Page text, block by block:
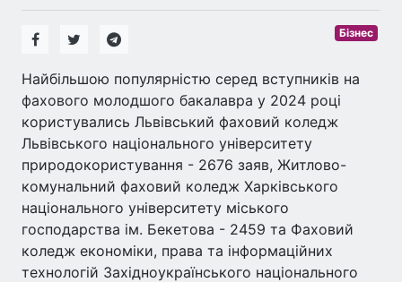
Бізнес
Найбільшою популярністю серед вступників на
фахового молодшого бакалавра у 2024 році
користувались Львівський фаховий коледж
Львівського національного університету
природокористування - 2676 заяв, Житлово-
комунальний фаховий коледж Харківського
національного університету міського
господарства ім. Бекетова - 2459 та Фаховий
коледж економіки, права та інформаційних
технологій Західноукраїнського національного